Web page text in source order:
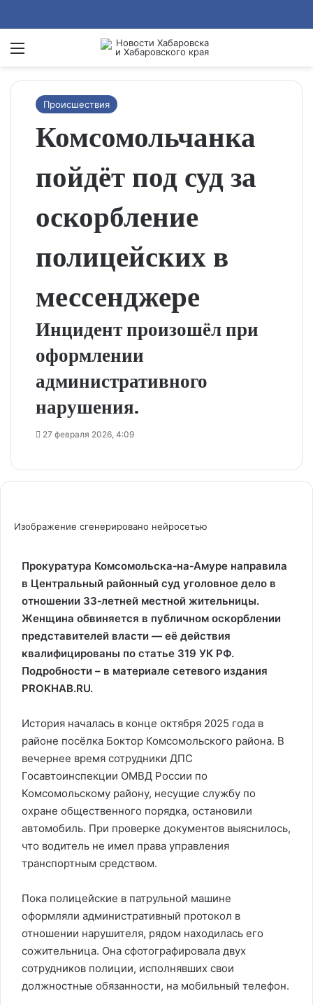
Menu
Происшествия
Комсомольчанка
пойдёт под суд за
оскорбление
полицейских в
мессенджере
Инцидент произошёл при
оформлении
административного
нарушения.
27 февраля 2026, 4:09
Изображение сгенерировано нейросетью
Прокуратура Комсомольска‑на‑Амуре направила
в Центральный районный суд уголовное дело в
отношении 33‑летней местной жительницы.
Женщина обвиняется в публичном оскорблении
представителей власти — её действия
квалифицированы по статье 319 УК РФ.
Подробности – в материале сетевого издания
PROKHAB.RU.
История началась в конце октября 2025 года в
районе посёлка Боктор Комсомольского района. В
вечернее время сотрудники ДПС
Госавтоинспекции ОМВД России по
Комсомольскому району, несущие службу по
охране общественного порядка, остановили
автомобиль. При проверке документов выяснилось,
что водитель не имел права управления
транспортным средством.
Пока полицейские в патрульной машине
оформляли административный протокол в
отношении нарушителя, рядом находилась его
сожительница. Она сфотографировала двух
сотрудников полиции, исполнявших свои
должностные обязанности, на мобильный телефон.